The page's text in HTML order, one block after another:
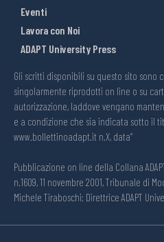
Eventi
Lavora con Noi
ADAPT University Press
Gli scritti disponibili su questo sito sono
singolarmente riprodotti on line o su
autorizzazione, laddove vengano
e a condizione che sia indicata sotto il
www.bollettinoadapt.it n.X, data“
Pubblicazione on line della Collana
n.1609, 11 novembre 2001, Tribunale di
Michele Tiraboschi; Direttrice ADAPT